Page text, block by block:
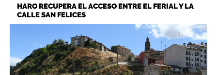
HARO RECUPERA EL ACCESO ENTRE EL FERIAL Y LA
CALLE SAN FELICES